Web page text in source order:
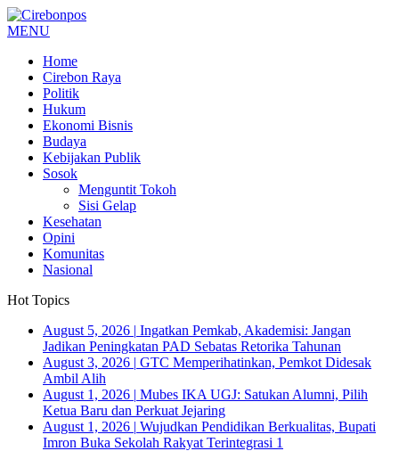
MENU
Home
Cirebon Raya
Politik
Hukum
Ekonomi Bisnis
Budaya
Kebijakan Publik
Sosok
Menguntit Tokoh
Sisi Gelap
Kesehatan
Opini
Komunitas
Nasional
Hot Topics
August 5, 2026 | Ingatkan Pemkab, Akademisi: Jangan
Jadikan Peningkatan PAD Sebatas Retorika Tahunan
August 3, 2026 | GTC Memperihatinkan, Pemkot Didesak
Ambil Alih
August 1, 2026 | Mubes IKA UGJ: Satukan Alumni, Pilih
Ketua Baru dan Perkuat Jejaring
August 1, 2026 | Wujudkan Pendidikan Berkualitas, Bupati
Imron Buka Sekolah Rakyat Terintegrasi 1